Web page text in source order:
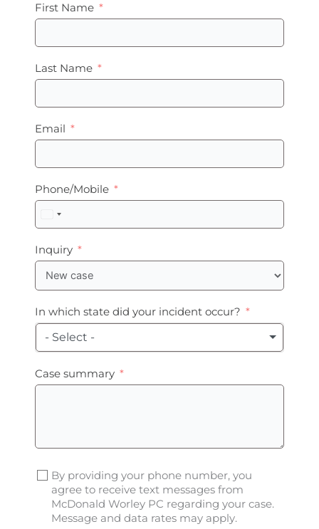
First Name
Last Name
Email
Phone/Mobile
United
States
+1
Inquiry
In which state did your incident occur?
- Select -
Case summary
By providing your phone number, you
agree to receive text messages from
McDonald Worley PC regarding your case.
Message and data rates may apply.